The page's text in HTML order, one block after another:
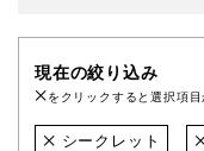
現在の絞り込み
をクリックすると選択項目
シークレット